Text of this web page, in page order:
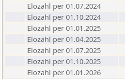
Elozahl per 01.07.2024
Elozahl per 01.10.2024
Elozahl per 01.01.2025
Elozahl per 01.04.2025
Elozahl per 01.07.2025
Elozahl per 01.10.2025
Elozahl per 01.01.2026